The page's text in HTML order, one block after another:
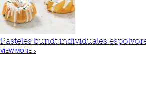
Pasteles bundt individuales
VIEW MORE >